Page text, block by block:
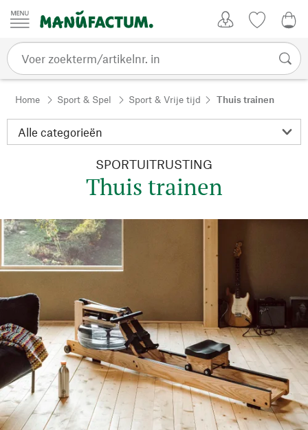
Passer au contenu
Home Sport & Spel Sport & Vrije tijd Thuis trainen
SPORTUITRUSTING
Thuis trainen